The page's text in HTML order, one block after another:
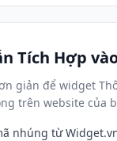
Tích Hợp
giản để widget
trên website của
nhúng từ